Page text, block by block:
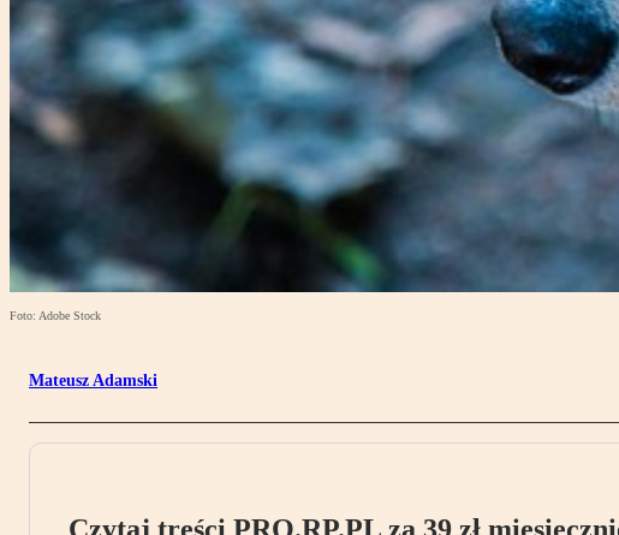
Foto: Adobe Stock
Mateusz Adamski